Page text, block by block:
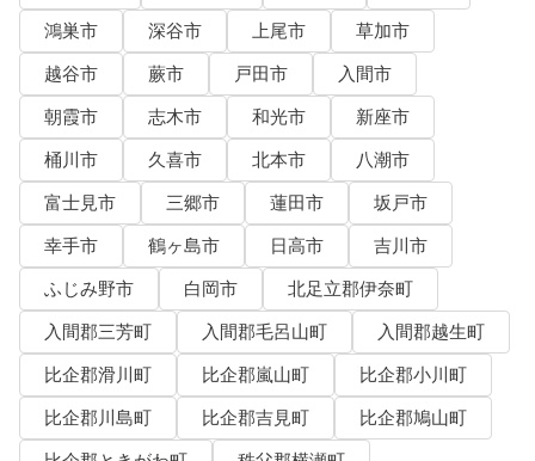
鴻巣市
深谷市 上尾市
草加市
越谷市
蕨市 戸田市
入間市
朝霞市
志木市 和光市
新座市
桶川市
久喜市 北本市
八潮市
富士見市
三郷市 蓮田市
坂戸市
幸手市
鶴ヶ島市 日高市
吉川市
ふじみ野市
白岡市
北足立郡伊奈町
入間郡三芳町
入間郡毛呂山町
入間郡越生町
比企郡滑川町
比企郡嵐山町
比企郡小川町
比企郡川島町
比企郡吉見町
比企郡鳩山町